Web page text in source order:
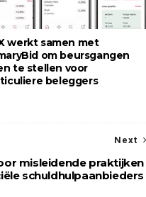
werkt samen met
om beursgangen
te stellen voor
beleggers
Next
misleidende praktijken
schuldhulpaanbieders